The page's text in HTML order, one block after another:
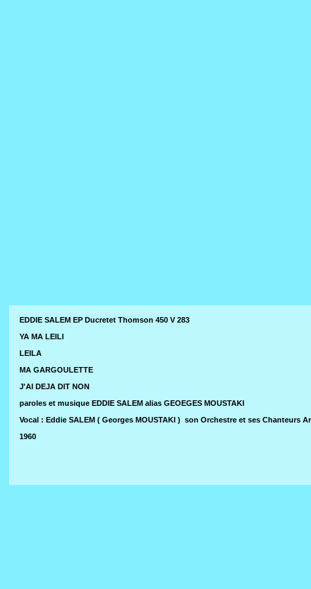
EDDIE SALEM EP Ducretet Thomson 450 V 283
YA MA LEILI
LEILA
MA GARGOULETTE
J'AI DEJA DIT NON
paroles et musique EDDIE SALEM alias GEOEGES MOUSTAKI
Vocal : Eddie SALEM ( Georges MOUSTAKI ) son Orchestre et ses Chanteurs
1960